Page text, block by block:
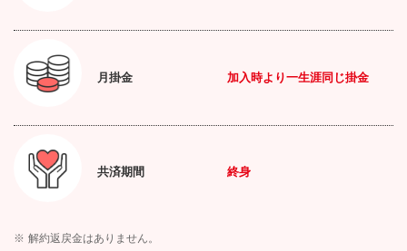
月掛金 加入時より一生涯同じ掛金
共済期間 終身
※ 解約返戻金はありません。